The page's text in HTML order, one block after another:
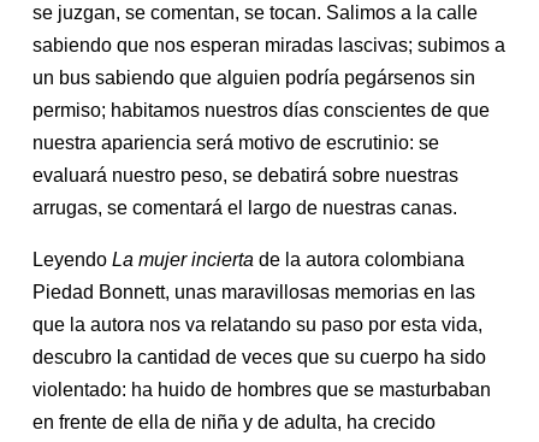
se juzgan, se comentan, se tocan. Salimos a la calle
sabiendo que nos esperan miradas lascivas; subimos a
un bus sabiendo que alguien podría pegársenos sin
permiso; habitamos nuestros días conscientes de que
nuestra apariencia será motivo de escrutinio: se
evaluará nuestro peso, se debatirá sobre nuestras
arrugas, se comentará el largo de nuestras canas.
Leyendo La mujer incierta de la autora colombiana
Piedad Bonnett, unas maravillosas memorias en las
que la autora nos va relatando su paso por esta vida,
descubro la cantidad de veces que su cuerpo ha sido
violentado: ha huido de hombres que se masturbaban
en frente de ella de niña y de adulta, ha crecido